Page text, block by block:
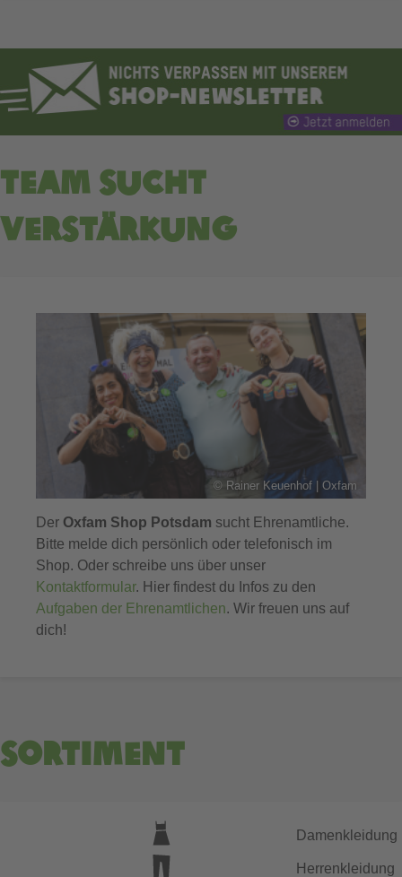
https://shops.oxfam.de/newsletter
Team sucht
Verstärkung
© Rainer Keuenhof | Oxfam
Der Oxfam Shop Potsdam sucht Ehrenamtliche.
Bitte melde dich persönlich oder telefonisch im
Shop. Oder schreibe uns über unser
Kontaktformular. Hier findest du Infos zu den
Aufgaben der Ehrenamtlichen. Wir freuen uns auf
dich!
Sortiment
Damenkleidung
Herrenkleidung